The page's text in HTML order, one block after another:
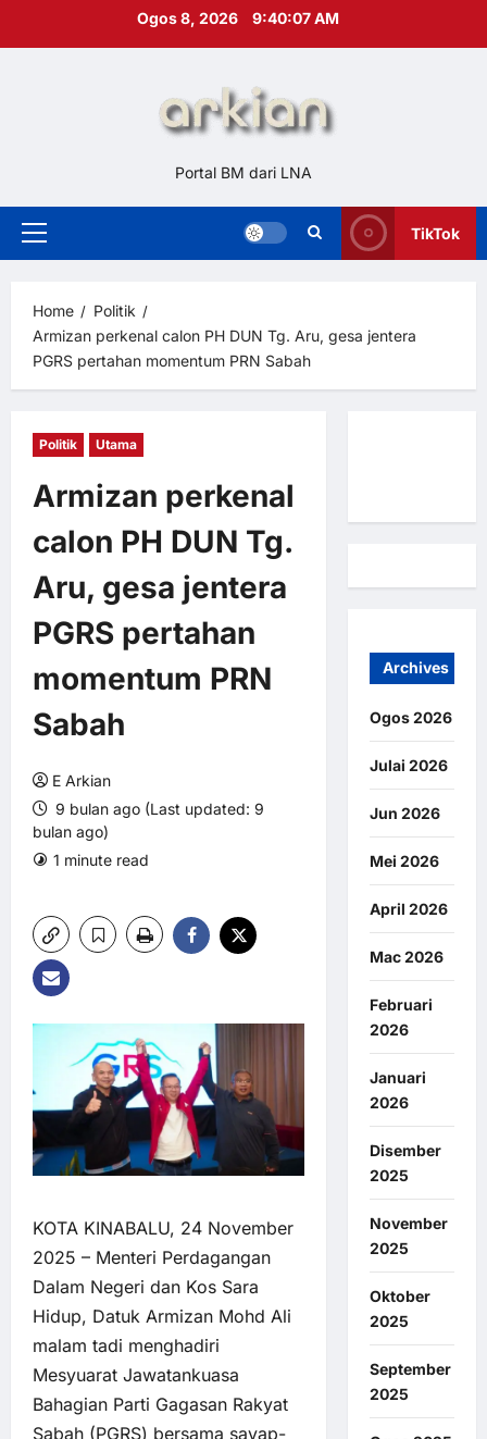
Ogos 8, 2026 9:40:08 AM
Portal BM dari LNA
Primary
TikTok
Home
Politik
Armizan perkenal calon PH DUN Tg. Aru, gesa jentera
PGRS pertahan momentum PRN Sabah
Politik Utama
Armizan perkenal
calon PH DUN Tg.
Aru, gesa jentera
PGRS pertahan
momentum PRN
Sabah
E Arkian
9 bulan ago (Last updated: 9
bulan ago)
1 minute read
KOTA KINABALU, 24 November
2025 – Menteri Perdagangan
Dalam Negeri dan Kos Sara
Hidup, Datuk Armizan Mohd Ali
malam tadi menghadiri
Mesyuarat Jawatankuasa
Bahagian Parti Gagasan Rakyat
Sabah (PGRS) bersama sayap-
Archives
Ogos 2026
Julai 2026
Jun 2026
Mei 2026
April 2026
Mac 2026
Februari
2026
Januari
2026
Disember
2025
November
2025
Oktober
2025
September
2025